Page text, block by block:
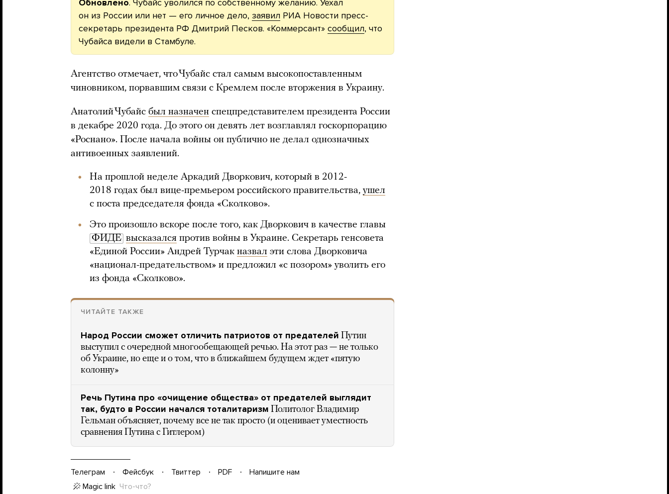
Обновлено. Чубайс уволился по собственному желанию. Уехал
он из России или нет — его личное дело, заявил РИА Новости пресс-
секретарь президента РФ Дмитрий Песков. «Коммерсант» сообщил, что
Чубайса видели в Стамбуле.
Агентство отмечает, что Чубайс стал самым высокопоставленным
чиновником, порвавшим связи с Кремлем после вторжения в Украину.
Анатолий Чубайс был назначен спецпредставителем президента России
в декабре 2020 года. До этого он девять лет возглавлял госкорпорацию
«Роснано». После начала войны он публично не делал однозначных
антивоенных заявлений.
На прошлой неделе Аркадий Дворкович, который в 2012-
2018 годах был вице-премьером российского правительства, ушел
с поста председателя фонда «Сколково».
Это произошло вскоре после того, как Дворкович в качестве главы
ФИДЕ высказался против войны в Украине. Секретарь генсовета
«Единой России» Андрей Турчак назвал эти слова Дворковича
«национал-предательством» и предложил «с позором» уволить его
из фонда «Сколково».
ЧИТАЙТЕ ТАКЖЕ
Народ России сможет отличить патриотов от предателей Путин
выступил с очередной многообещающей речью. На этот раз — не только
об Украине, но еще и о том, что в ближайшем будущем ждет «пятую
колонну»
Речь Путина про «очищение общества» от предателей выглядит
так, будто в России начался тоталитаризм Политолог Владимир
Гельман объясняет, почему все не так просто (и оценивает уместность
сравнения Путина с Гитлером)
Телеграм Фейсбук Твиттер PDF
Напишите нам
Magic link Что-что?